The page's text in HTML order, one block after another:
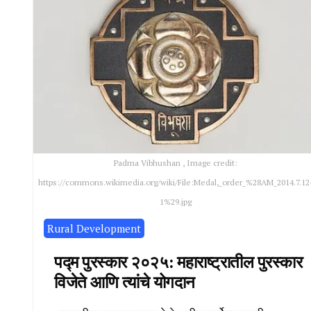
Padma Vibhushan , Image credit:
https://commons.wikimedia.org/wiki/
1%29.jpg
Rural Development
पद्म पुरस्कार २०२५: महाराष्ट्रातील पुरस्कार
विजेते आणि त्यांचे योगदान